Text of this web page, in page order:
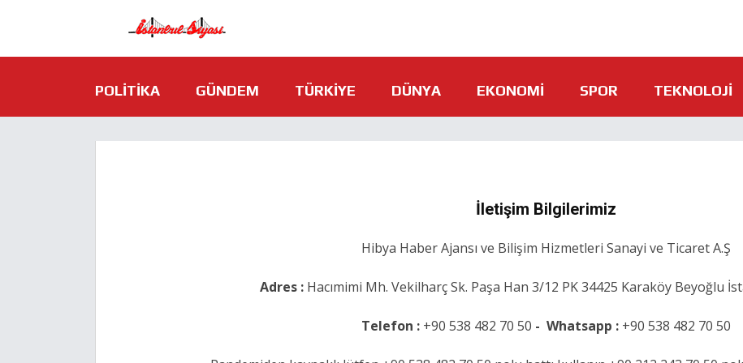
POLITIKA GÜNDEM TÜRKIYE DÜNYA EKONOMI SPOR TEKNOLOJI
İletişim Bilgilerimiz
Hibya Haber Ajansı ve Bilişim Hizmetleri Sanayi ve Ticaret A.Ş
Adres :Hacımimi Mh. Vekilharç Sk. Paşa Han 3/12 PK 34425 Karaköy Beyoğlu
Telefon :+90 538 482 70 50 - Whatsapp :+90 538 482 70 50